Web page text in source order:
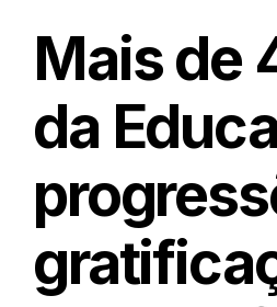
Mais de
da